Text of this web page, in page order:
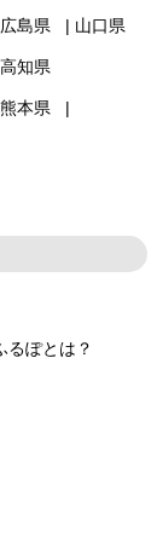
広島県 山口県
高知県
熊本県
るぽとは？